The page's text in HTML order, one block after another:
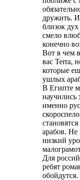
дружить.
близок
смело
конечно
Вот в чем
вас Terra,
которые
ушлых
В Египте
научились
именно
арабов. Не
низкий
Для
ребят
обойдутся.